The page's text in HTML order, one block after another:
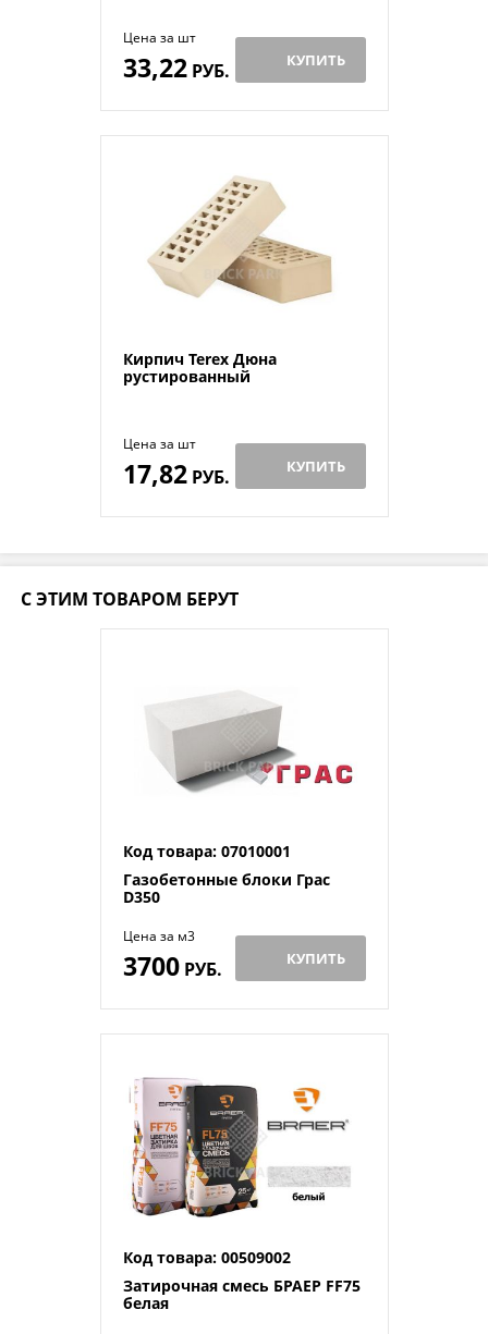
Цена за шт
33,22РУБ. КУПИТЬ
Кирпич Terex Дюна
рустированный
Цена за шт
17,82РУБ. КУПИТЬ
С ЭТИМ ТОВАРОМ БЕРУТ
Код товара: 07010001
Газобетонные блоки Грас
D350
Цена за м3
3700РУБ. КУПИТЬ
Код товара: 00509002
Затирочная смесь БРАЕР FF75
белая